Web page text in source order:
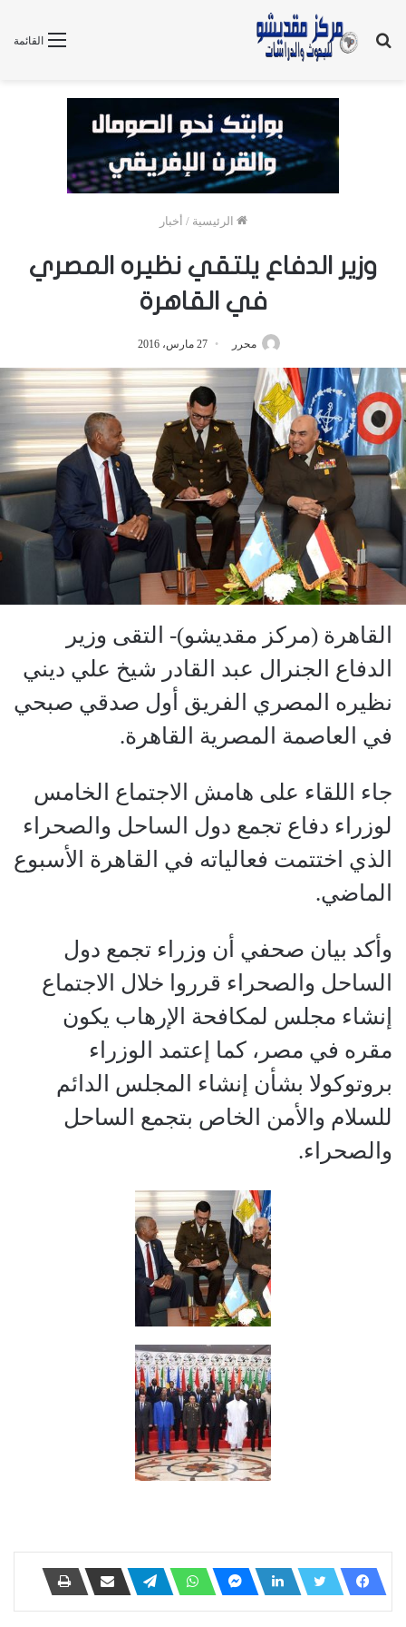
القائمة
بحث
الرئيسية / أخبار
وزير الدفاع يلتقي نظيره المصري
في القاهرة
محرر 27 مارس، 2016
القاهرة (مركز مقديشو)- التقى وزير
الدفاع الجنرال عبد القادر شيخ علي ديني
نظيره المصري الفريق أول صدقي صبحي
في العاصمة المصرية القاهرة.
جاء اللقاء على هامش الاجتماع الخامس
لوزراء دفاع تجمع دول الساحل والصحراء
الذي اختتمت فعالياته في القاهرة الأسبوع
الماضي.
وأكد بيان صحفي أن وزراء تجمع دول
الساحل والصحراء قرروا خلال الاجتماع
إنشاء مجلس لمكافحة الإرهاب يكون
مقره في مصر، كما إعتمد الوزراء
بروتوكولا بشأن إنشاء المجلس الدائم
للسلام والأمن الخاص بتجمع الساحل
والصحراء.